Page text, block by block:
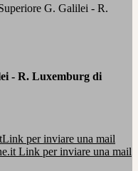
G. Galilei - R.
- R. Luxemburg di
Link per inviare una mail
Link per inviare una mail